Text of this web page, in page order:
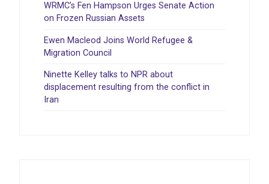
WRMC’s Fen Hampson Urges Senate Action
on Frozen Russian Assets
Ewen Macleod Joins World Refugee &
Migration Council
Ninette Kelley talks to NPR about
displacement resulting from the conflict in
Iran